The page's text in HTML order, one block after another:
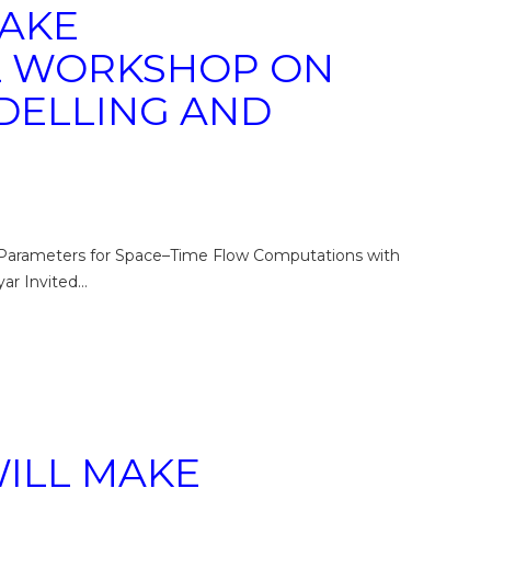
WORKSHOP ON
AND
for Space–Time Flow Computations with
Invited…
MAKE